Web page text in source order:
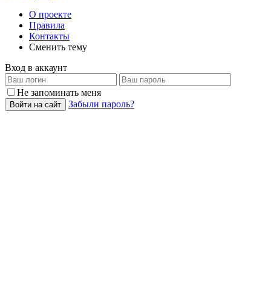
О проекте
Правила
Контакты
Сменить тему
Вход в аккаунт
Не запоминать меня
Войти на сайт Забыли пароль?